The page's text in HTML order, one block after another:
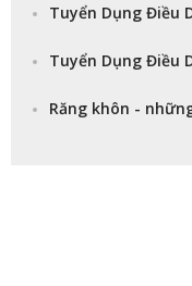
Tuyển Dụng Điều
Tuyển Dụng Điều
Răng khôn -